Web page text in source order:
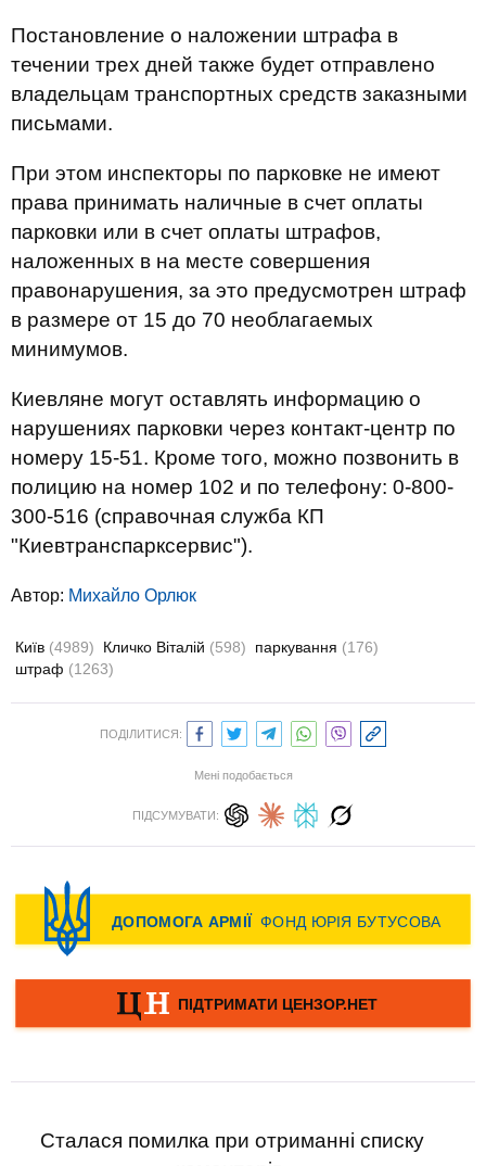
Постановление о наложении штрафа в
течении трех дней также будет отправлено
владельцам транспортных средств заказными
письмами.
При этом инспекторы по парковке не имеют
права принимать наличные в счет оплаты
парковки или в счет оплаты штрафов,
наложенных в на месте совершения
правонарушения, за это предусмотрен штраф
в размере от 15 до 70 необлагаемых
минимумов.
Киевляне могут оставлять информацию о
нарушениях парковки через контакт-центр по
номеру 15-51. Кроме того, можно позвонить в
полицию на номер 102 и по телефону: 0-800-
300-516 (справочная служба КП
"Киевтранспарксервис").
Автор: Михайло Орлюк
Київ (4989) Кличко Віталій (598) паркування (176)
штраф (1263)
ПОДІЛИТИСЯ:
Мені подобається
ПІДСУМУВАТИ:
Сталася помилка при отриманні списку